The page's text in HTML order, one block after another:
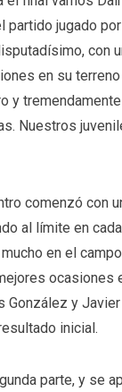
partido jugado
con
en su
y
Nuestros
con un
al límite en
en el
ocasiones
y Javier
inicial.
parte, y se